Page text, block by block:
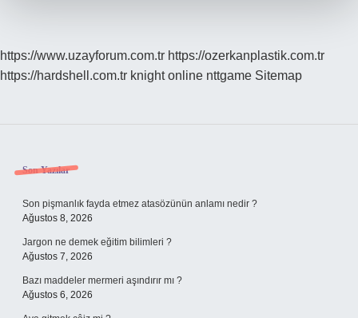
https://www.uzayforum.com.tr https://ozerkanplastik.com.tr
https://hardshell.com.tr knight online nttgame Sitemap
Sidebar
Son Yazılar
Son pişmanlık fayda etmez atasözünün anlamı nedir ?
Ağustos 8, 2026
Jargon ne demek eğitim bilimleri ?
Ağustos 7, 2026
Bazı maddeler mermeri aşındırır mı ?
Ağustos 6, 2026